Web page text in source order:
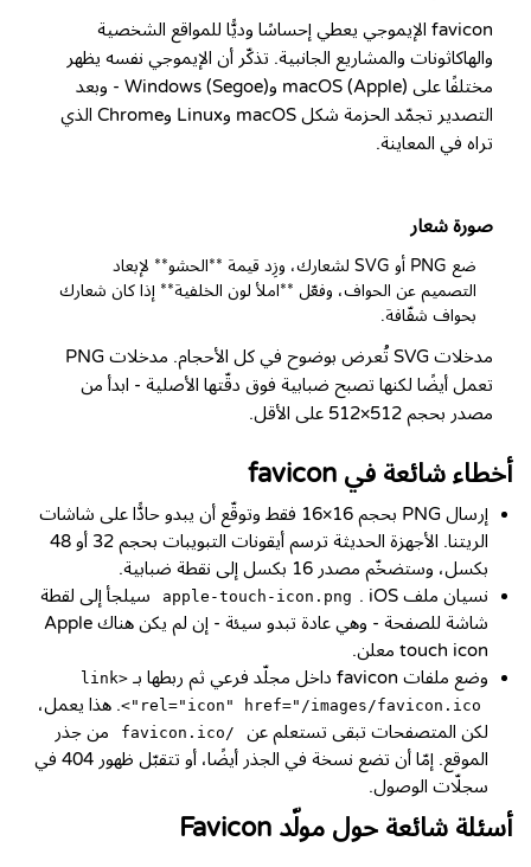
favicon الإيموجي يعطي إحساسًا وديًّا للمواقع الشخصية
والهاكاثونات والمشاريع الجانبية. تذكّر أن الإيموجي نفسه يظهر
مختلفًا على macOS (Apple) وWindows (Segoe) - وبعد
التصدير تجمّد الحزمة شكل macOS وLinux وChrome الذي
تراه في المعاينة.
صورة شعار
بحواف شفّافة.
مدخلات SVG تُعرض بوضوح في كل الأحجام. مدخلات PNG
تعمل أيضًا لكنها تصبح ضبابية فوق دقّتها الأصلية - ابدأ من
مصدر بحجم 512×512 على الأقل.
أخطاء شائعة في favicon
إرسال PNG بحجم 16×16 فقط وتوقّع أن يبدو حادًّا على شاشات
الريتنا. الأجهزة الحديثة ترسم أيقونات التبويبات بحجم 32 أو 48
بكسل، وستضخّم مصدر 16 بكسل إلى نقطة ضبابية.
نسيان ملف
apple-touch-icon.png
. iOS سيلجأ إلى لقطة
شاشة للصفحة - وهي عادة تبدو سيئة - إن لم يكن هناك Apple
touch icon معلن.
وضع ملفات favicon داخل مجلّد فرعي ثم ربطها بـ
<link
rel="icon" href="/images/favicon.ico">
. هذا يعمل،
لكن المتصفحات تبقى تستعلم عن
/favicon.ico
من جذر
الموقع. إمّا أن تضع نسخة في الجذر أيضًا، أو تتقبّل ظهور 404 في
سجلّات الوصول.
أسئلة شائعة حول مولّد Favicon